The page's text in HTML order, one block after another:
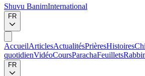
Shuvu BanimInternational
FR
AccueilArticlesActualitésPrièresHistoires
quotidienVidéoCoursParachaFeuillets
FR